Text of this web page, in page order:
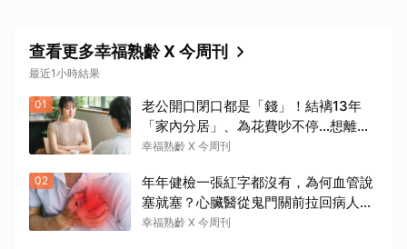
查看更多幸福熟齡 X 今周刊
最近1小時結果
01
老公開口閉口都是「錢」！結褵13年
「家內分居」、為花費吵不停…想離婚
卻怕養不活自己：還要忍3年？
幸福熟齡 X 今周刊
02
年年健檢一張紅字都沒有，為何血管說
塞就塞？心臟醫從鬼門關前拉回病人：
會不會心梗要看對數字
幸福熟齡 X 今周刊